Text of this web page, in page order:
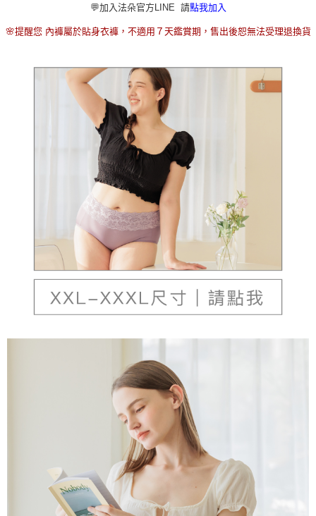
用戶於交易時，得透過本服務購買商品或服務，並由商店將買賣／分期付款
資料（包含姓名、電話或地址）提供予台灣大哥大進項蒐集、處理及利用，
由本公司與您本人進行分期帳單所需資料之確認、核對及更正。
3.完整用戶服務條款，請詳閱以下連結：https://oppay.tw/userRule
7-11取貨付款
每筆NT$80，滿NT$790(含以上)免運費
每筆NT$80，滿NT$790(含以上)免運費
本島宅配（ 偏遠地區約需3-5工作天）
每筆NT$80，滿NT$790(含以上)免運費
每筆NT$100，滿NT$890(含以上)免運費
國家/地區配送
💬加入法朵官方LINE 請點我加入
🌸提醒您 內褲屬於貼身衣褲，不適用７天鑑賞期，售出後恕無法受理退換貨